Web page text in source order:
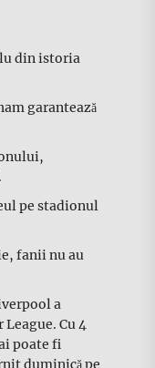
din istoria
garantează
pe stadionul
fanii nu au
a
Cu 4
poate fi
duminică pe